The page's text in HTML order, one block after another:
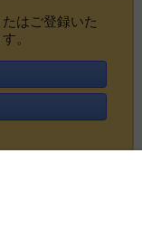
はご登録いた
。